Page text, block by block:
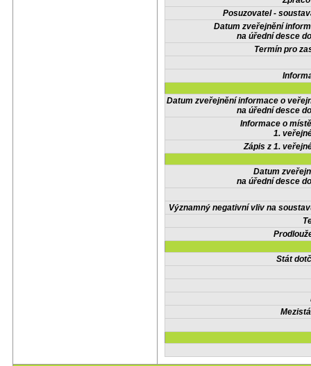
Posuzovatel -
Datum zveřejnění
na úřední desce
Termín pro
Datum zveřejnění informace o
na úřední desce
Informace o
1.
Zápis z 1.
Datum
na úřední desce
Významný negativní vliv na
Stát